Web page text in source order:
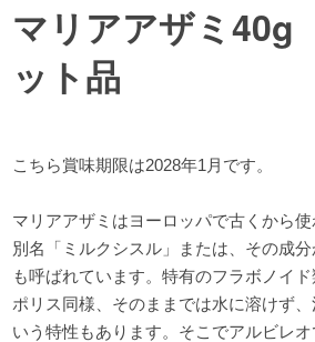
マリアアザミ
ット品
こちら賞味期限は2028年1月です。
マリアアザミはヨーロッパで古くから使
別名「ミルクシスル」または、その成
も呼ばれています。特有のフラボノイ
ポリス同様、そのままでは水に溶けず
いう特性もあります。そこでアルビレ